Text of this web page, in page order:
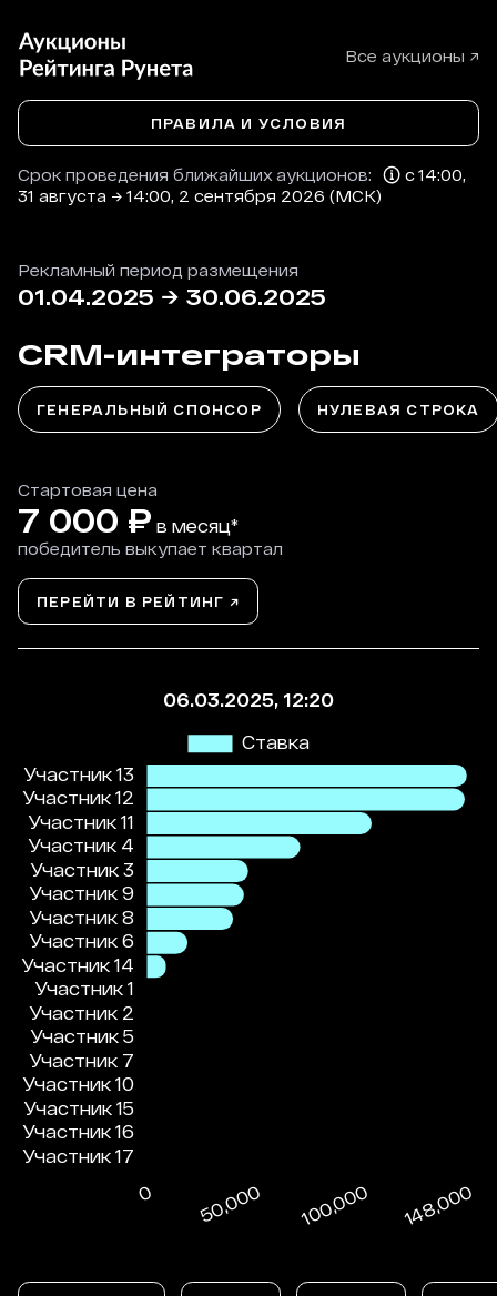
Все аукционы ↗
Срок проведения ближайших аукционов:
с 14:00,
31 августа → 14:00, 2 сентября 2026 (МСК)
ПРАВИЛА И УСЛОВИЯ
Рекламный период размещения
01.04.2025 → 30.06.2025
CRM-интеграторы
ГЕНЕРАЛЬНЫЙ СПОНСОР НУЛЕВАЯ СТРОКА
Стартовая цена
7 000 ₽ в месяц*
победитель выкупает квартал
ПЕРЕЙТИ В РЕЙТИНГ ↗